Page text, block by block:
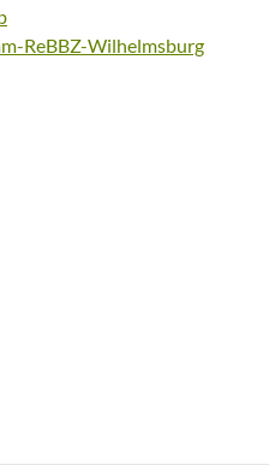
ReBBZ-Wilhelmsburg